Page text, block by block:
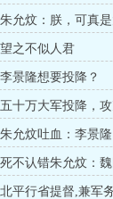
允炆：朕，可真是
之不似人君
景隆想要投降？
十万大军投降，攻
朱允炆吐血：李景
不认错朱允炆：
平行省提督,兼军